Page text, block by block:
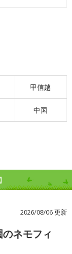
甲信越
中国
2026/08/06 更新
ネモフィ